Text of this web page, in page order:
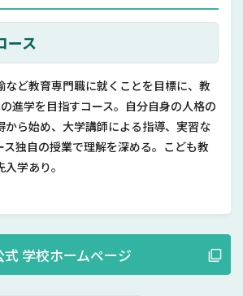
ース
など教育専門職に就くことを目標に、教
進学を目指すコース。自分自身の人格の
から始め、大学講師による指導、実習な
ス独自の授業で理解を深める。こども教
学あり。
式 学校ホームページ